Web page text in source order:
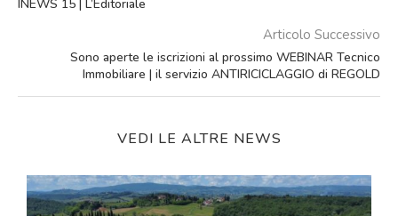
INEWS 15 | L’Editoriale
Articolo Successivo
Sono aperte le iscrizioni al prossimo WEBINAR Tecnico
Immobiliare | il servizio ANTIRICICLAGGIO di REGOLD
VEDI LE ALTRE NEWS